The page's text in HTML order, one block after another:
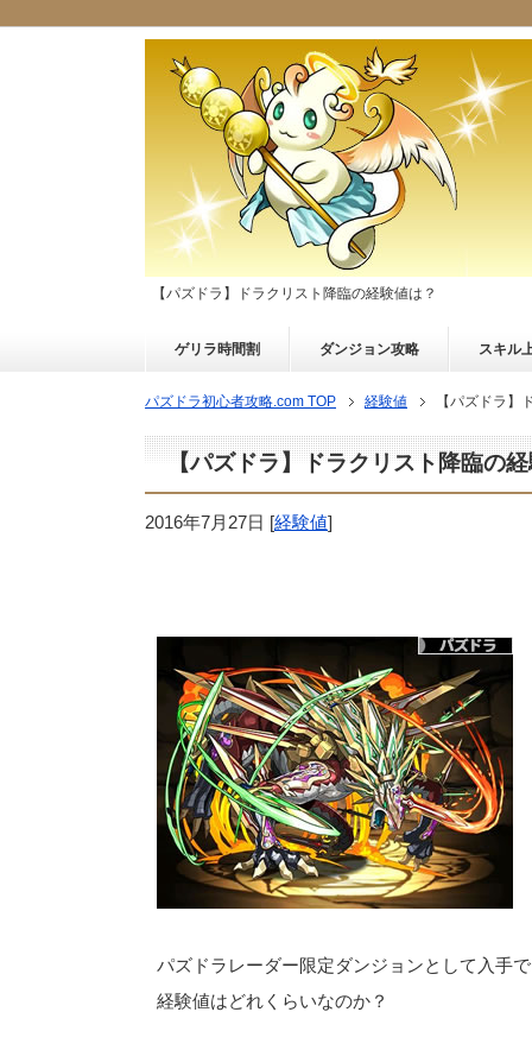
【パズドラ】ドラクリスト降臨の経験値は？
ゲリラ時間割 ダンジョン攻略 スキル
パズドラ初心者攻略.com TOP 経験値 【パズドラ】
【パズドラ】ドラクリスト降臨の
2016年7月27日 [経験値]
パズドラレーダー限定ダンジョンとして入手
経験値はどれくらいなのか？